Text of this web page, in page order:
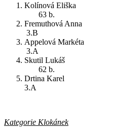
63 b.
Fremuthová
3.B 62
Appelová
3.A 62
Skutil
62 b.
Drtina
3.A 58
Kategorie Klokánek